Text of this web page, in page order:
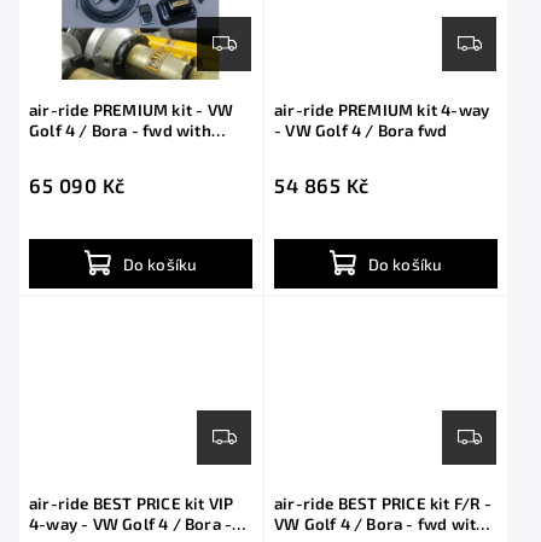
air-ride PREMIUM kit - VW
Golf 4 / Bora - fwd with
65 090 Kč
Do košíku
air-ride PREMIUM kit 4-way
- VW Golf 4 / Bora fwd
54 865 Kč
Do košíku
air-ride BEST PRICE kit VIP
4-way - VW Golf 4 / Bora -
air-ride BEST PRICE kit F/R -
VW Golf 4 / Bora - fwd with